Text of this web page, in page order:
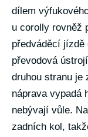
dílem
u corolly rovněž
předváděcí jízdě
převodová
druhou stranu je
náprava vypadá
nebývají vůle.
zadních kol,